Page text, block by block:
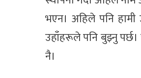
भएन। अहिले पनि हामी
उहाँहरूले पनि बुझ्नु पर्छ।
नै।